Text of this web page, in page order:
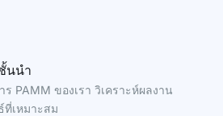
นนำ
ร PAMM ของเรา วิเคราะห์ผลงาน
เหมาะสม